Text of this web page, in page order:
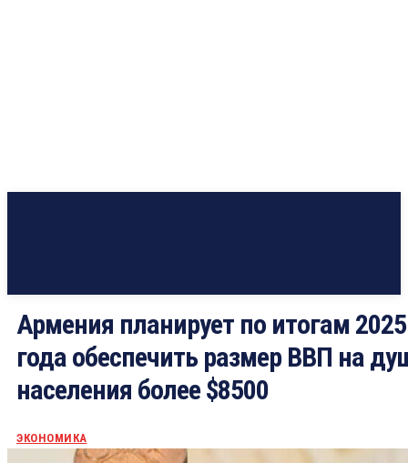
Армения планирует по итогам 2025
года обеспечить размер ВВП на
населения более $8500
ЭКОНОМИКА